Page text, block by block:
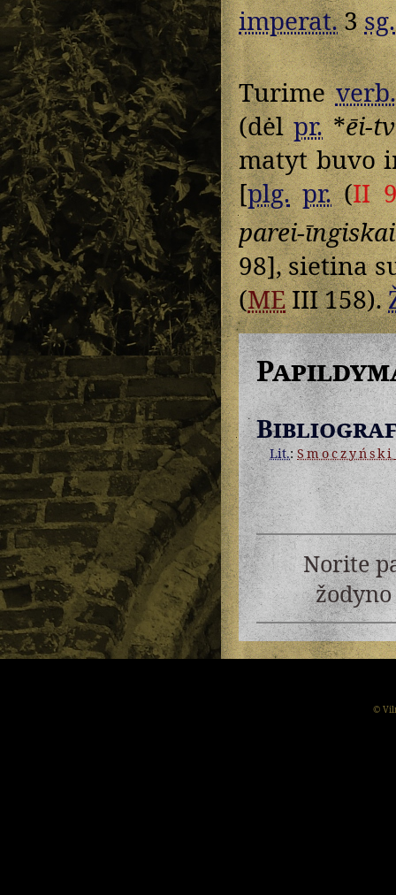
imperat.3sg.
Turimeverb.
(dėlpr.*ēi-
matyt buvo
[plg. pr.(II
parei-īngiskai
98], sietina
(MEIII 158).
Lit.:Smoczyński
Norite
©